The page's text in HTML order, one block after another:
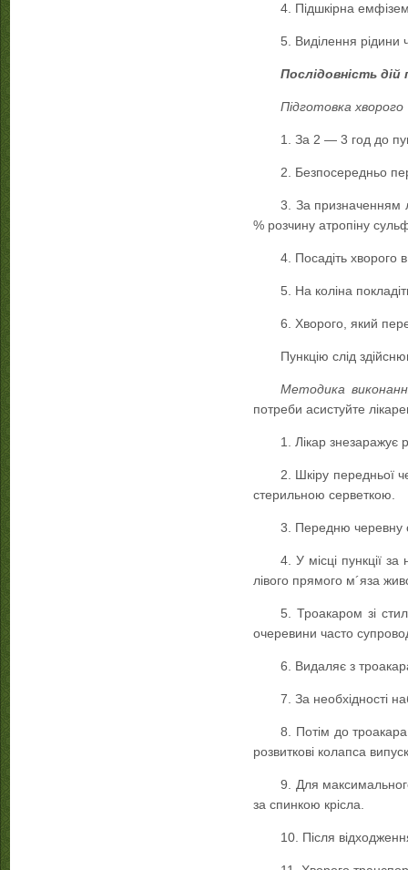
4. Підшкірна
5. Виділення рідини
Послідовність дій
Підготовка хворого
1. За 2 — 3 год до
2. Безпосередньо
3. За призначенням
% розчину атропіну
4. Посадіть хворого
5. На коліна
6. Хворого, який
Пункцію слід
Методика
потреби асистуйте
1. Лікар знезаражує
2. Шкіру передньої
стерильною серветкою.
3. Передню черевну
4. У місці пункції
лівого прямого м´яза
5. Троакаром зі
очеревини часто
6. Видаляє з
7. За необхідності
8. Потім до
розвиткові колапса
9. Для
за спинкою крісла.
10. Після